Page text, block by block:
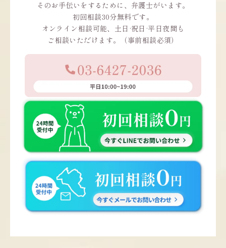
そのお手伝いをするために、弁護士がいます。
初回相談30分無料です。
オンライン相談可能、土日·祝日·平日夜間も
ご相談いただけます。（事前相談必須）